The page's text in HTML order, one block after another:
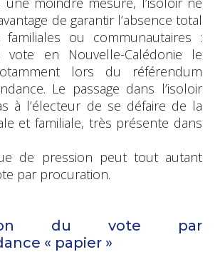
de garantir l’absence total
ou communautaires :
vote en Nouvelle-Calédonie le
lors du référendum
Le passage dans l’isoloir
à l’électeur de se défaire de la
et familiale, très présente dans
de pression peut tout autant
par procuration.
du vote par
« papier »